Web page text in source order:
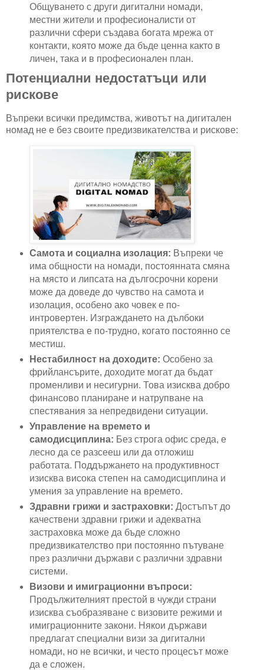
Общуването с други дигитални номади,
местни жители и професионалисти от
различни сфери създава богата мрежа от
контакти, която може да бъде ценна както в
личен, така и в професионален план.
Потенциални недостатъци или
рискове
Въпреки всички предимства, животът на дигитален
номад не е без своите предизвикателства и рискове:
Самота и социална изолация: Въпреки че
има общности на номади, постоянната смяна
на място и липсата на дългосрочни корени
може да доведе до чувство на самота и
изолация, особено ако човек е по-
интровертен. Изграждането на дълбоки
приятелства е по-трудно, когато постоянно се
местиш.
Нестабилност на доходите: Особено за
фрийлансърите, доходите могат да бъдат
променливи и несигурни. Това изисква добро
финансово планиране и натрупване на
спестявания за непредвидени ситуации.
Управление на времето и
самодисциплина: Без строга офис среда, е
лесно да се разсееш или да отложиш
работата. Поддържането на продуктивност
изисква висока степен на самодисциплина и
умения за управление на времето.
Здравни грижи и застраховки: Достъпът до
качествени здравни грижи и адекватна
застраховка може да бъде сложно
предизвикателство при постоянно пътуване
през различни държави с различни здравни
системи.
Визови и имиграционни въпроси:
Продължителният престой в чужди страни
изисква съобразяване с визовите режими и
имиграционните закони. Някои държави
предлагат специални визи за дигитални
номади, но не всички, и често процесът може
да е сложен.